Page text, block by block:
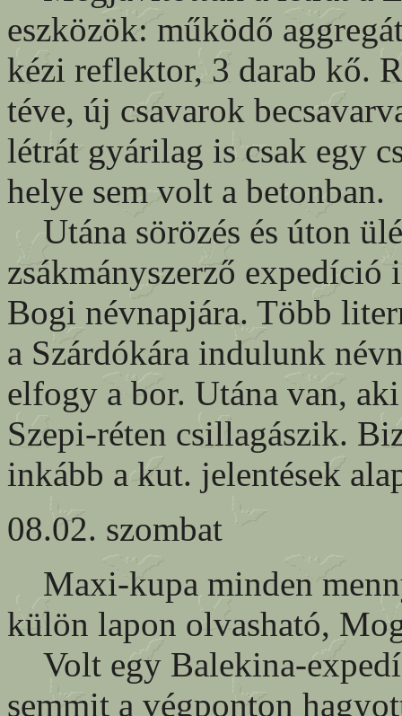
eszközök: működő
kézi reflektor, 3 darab kő.
téve, új csavarok
létrát gyárilag is csak egy
helye sem volt a betonban.
Utána sörözés és úton
zsákmányszerző
Bogi névnapjára. Több
a Szárdókára indulunk
elfogy a bor. Utána van,
Szepi-réten csillagászik.
inkább a kut. jelentések
08.02. szombat
Maxi-kupa minden
külön lapon olvasható,
Volt egy Balekina-
semmit a végponton